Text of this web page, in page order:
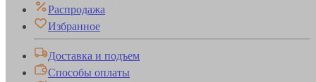
Распродажа
Избранное
Доставка и подъем
Способы оплаты